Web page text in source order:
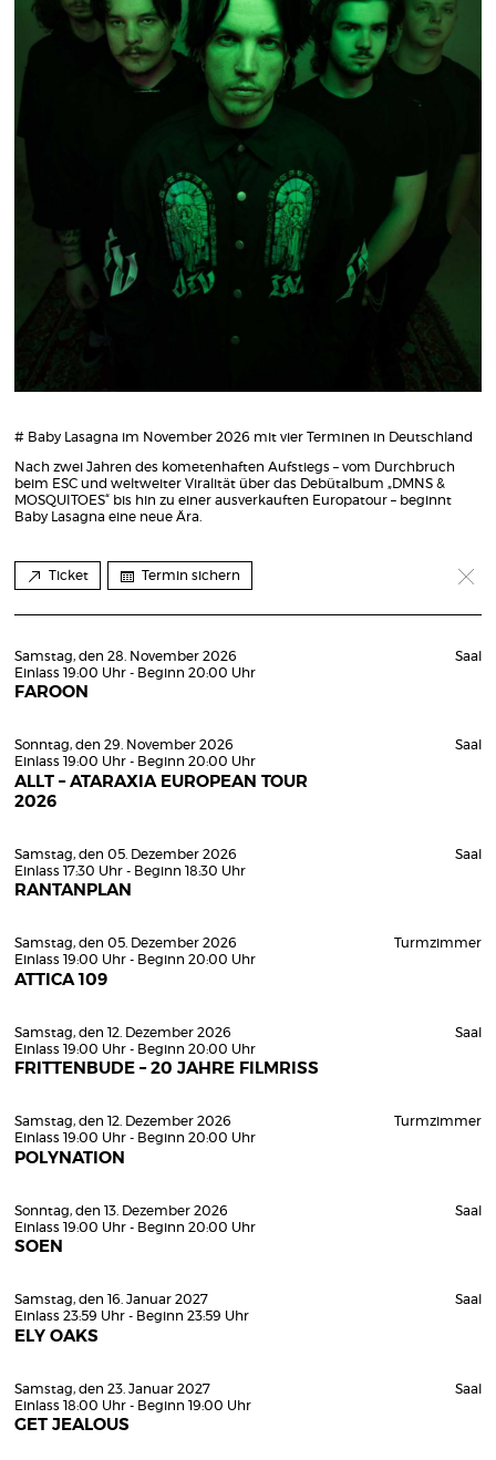
# Baby Lasagna im November 2026 mit vier Terminen in Deutschland
Nach zwei Jahren des kometenhaften Aufstiegs – vom Durchbruch
beim ESC und weltweiter Viralität über das Debütalbum „DMNS &
MOSQUITOES“ bis hin zu einer ausverkauften Europatour – beginnt
Baby Lasagna eine neue Ära.
Ticket Termin sichern
Samstag, den 28. November 2026
Einlass 19:00 Uhr - Beginn 20:00 Uhr
FAROON
Saal
Sonntag, den 29. November 2026
Einlass 19:00 Uhr - Beginn 20:00 Uhr
ALLT – ATARAXIA EUROPEAN TOUR
2026
Saal
Samstag, den 05. Dezember 2026
Einlass 17:30 Uhr - Beginn 18:30 Uhr
RANTANPLAN
Saal
Samstag, den 05. Dezember 2026
Einlass 19:00 Uhr - Beginn 20:00 Uhr
ATTICA 109
Turmzimmer
Samstag, den 12. Dezember 2026
Einlass 19:00 Uhr - Beginn 20:00 Uhr
FRITTENBUDE – 20 JAHRE FILMRISS
Saal
Samstag, den 12. Dezember 2026
Einlass 19:00 Uhr - Beginn 20:00 Uhr
POLYNATION
Turmzimmer
Sonntag, den 13. Dezember 2026
Einlass 19:00 Uhr - Beginn 20:00 Uhr
SOEN
Saal
Samstag, den 16. Januar 2027
Einlass 23:59 Uhr - Beginn 23:59 Uhr
ELY OAKS
Saal
Samstag, den 23. Januar 2027
Einlass 18:00 Uhr - Beginn 19:00 Uhr
GET JEALOUS
Saal